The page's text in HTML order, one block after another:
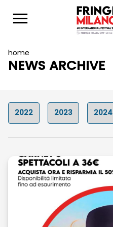
home
NEWS ARCHIVE
2022 2023 2024